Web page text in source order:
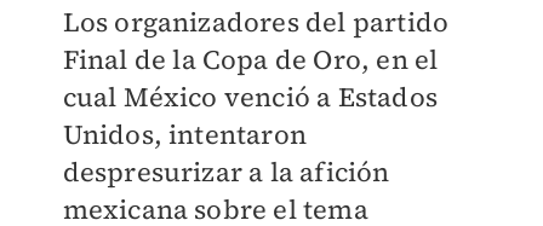
Los organizadores del partido
Final de la Copa de Oro, en el
cual México venció a Estados
Unidos, intentaron
despresurizar a la afición
mexicana sobre el tema